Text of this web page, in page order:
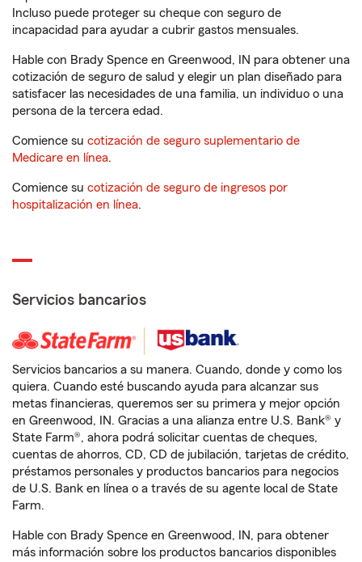
Incluso puede proteger su cheque con seguro de
incapacidad para ayudar a cubrir gastos mensuales.
Hable con Brady Spence en Greenwood, IN para obtener una
cotización de seguro de salud y elegir un plan diseñado para
satisfacer las necesidades de una familia, un individuo o una
persona de la tercera edad.
Comience su cotización de seguro suplementario de
Medicare en línea.
Comience su cotización de seguro de ingresos por
hospitalización en línea.
Servicios bancarios
Servicios bancarios a su manera. Cuando, donde y como los
quiera. Cuando esté buscando ayuda para alcanzar sus
metas financieras, queremos ser su primera y mejor opción
en Greenwood, IN. Gracias a una alianza entre U.S. Bank® y
State Farm®, ahora podrá solicitar cuentas de cheques,
cuentas de ahorros, CD, CD de jubilación, tarjetas de crédito,
préstamos personales y productos bancarios para negocios
de U.S. Bank en línea o a través de su agente local de State
Farm.
Hable con Brady Spence en Greenwood, IN, para obtener
más información sobre los productos bancarios disponibles